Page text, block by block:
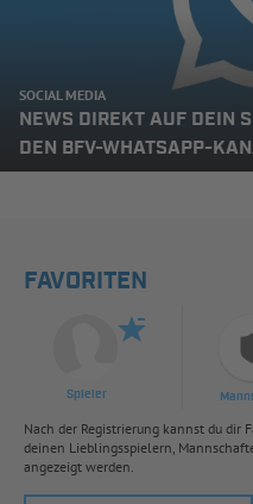
SOCIAL MEDIA
NEWS DIREKT AUF DEIN
DEN BFV-WHATSAPP-
FAVORITEN
Spieler
Nach der Registrierung kannst du dir
deinen Lieblingsspielern,
angezeigt werden.